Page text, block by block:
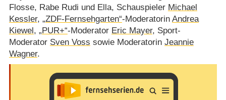
Flosse, Rabe Rudi und Ella, Schauspieler Michael
Kessler, „ZDF-Fernsehgarten“-Moderatorin Andrea
Kiewel , „PUR+“-Moderator Eric Mayer, Sport-
Moderator Sven Voss sowie Moderatorin Jeannie
Wagner.